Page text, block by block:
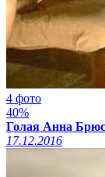
4 фото
40%
Голая Анна
17.12.2016